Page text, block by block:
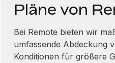
Pläne von
Bei Remote bieten wir
umfassende Abdeckung
Konditionen für größere